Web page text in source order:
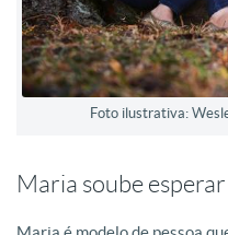
Foto ilustrativa:
Maria soube esperar